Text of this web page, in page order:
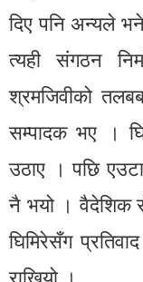
दिए पनि अन्यले
त्यही संगठन
श्रमजिवीको
सम्पादक भए ।
उठाए । पछि एउटा
नै भयो । वैदेशिक
घिमिरेसँग